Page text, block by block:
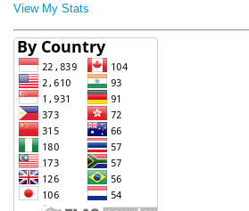
View My Stats